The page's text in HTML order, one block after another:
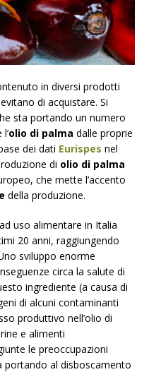
in diversi prodotti
di acquistare. Si
sta portando un numero
olio di palma dalle proprie
dei dati Eurispes nel
di olio di palma
che mette l’accento
della produzione.
ad uso alimentare in Italia
20 anni, raggiungendo
sviluppo enorme
circa la salute di
ingrediente (a causa di
di alcuni contaminanti
produttivo nell’olio di
e alimenti
le preoccupazioni
portando al disboscamento